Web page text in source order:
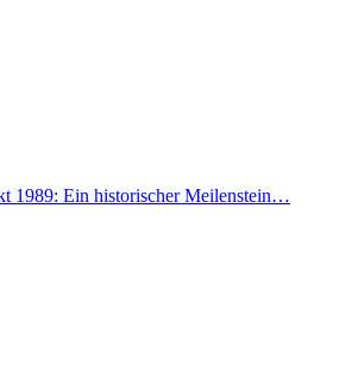
1989: Ein historischer Meilenstein…